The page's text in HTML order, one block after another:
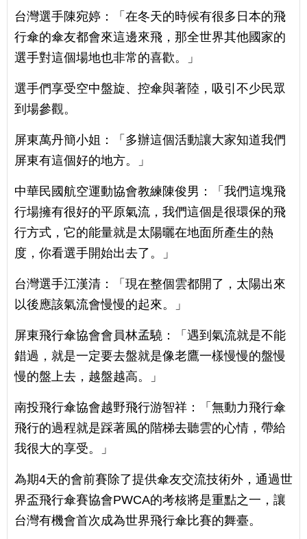
台灣選手陳宛婷：「在冬天的時候有很多日本的飛
行傘的傘友都會來這邊來飛，那全世界其他國家的
選手對這個場地也非常的喜歡。」
選手們享受空中盤旋、控傘與著陸，吸引不少民眾
到場參觀。
屏東萬丹簡小姐：「多辦這個活動讓大家知道我們
屏東有這個好的地方。」
中華民國航空運動協會教練陳俊男：「我們這塊飛
行場擁有很好的平原氣流，我們這個是很環保的飛
行方式，它的能量就是太陽曬在地面所產生的熱
度，你看選手開始出去了。」
台灣選手江漢清：「現在整個雲都開了，太陽出來
以後應該氣流會慢慢的起來。」
屏東飛行傘協會會員林孟驍：「遇到氣流就是不能
錯過，就是一定要去盤就是像老鷹一樣慢慢的盤慢
慢的盤上去，越盤越高。」
南投飛行傘協會越野飛行游智祥：「無動力飛行傘
飛行的過程就是踩著風的階梯去聽雲的心情，帶給
我很大的享受。」
為期4天的會前賽除了提供傘友交流技術外，通過世
界盃飛行傘賽協會PWCA的考核將是重點之一，讓
台灣有機會首次成為世界飛行傘比賽的舞臺。